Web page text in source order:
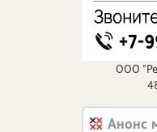
ООО
Анонс